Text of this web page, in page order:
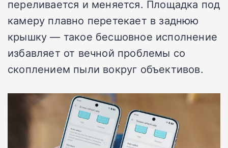
переливается и меняется. Площадка под
камеру плавно перетекает в заднюю
крышку — такое бесшовное исполнение
избавляет от вечной проблемы со
скоплением пыли вокруг объективов.